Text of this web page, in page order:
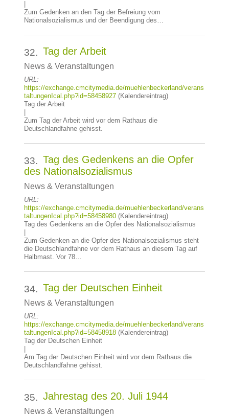
Zum Gedenken an den Tag der Befreiung vom
Nationalsozialismus und der Beendigung des…
32. Tag der Arbeit
News & Veranstaltungen
URL:
https://exchange.cmcitymedia.de/muehlenbeckerland/verans
taltungenIcal.php?id=58458927(Kalendereintrag)
Tag der Arbeit
Zum Tag der Arbeit wird vor dem Rathaus die
Deutschlandfahne gehisst.
33. Tag des Gedenkens an die Opfer
des Nationalsozialismus
News & Veranstaltungen
URL:
https://exchange.cmcitymedia.de/muehlenbeckerland/verans
taltungenIcal.php?id=58458980(Kalendereintrag)
Tag des Gedenkens an die Opfer des Nationalsozialismus
Zum Gedenken an die Opfer des Nationalsozialismus steht
die Deutschlandfahne vor dem Rathaus an diesem Tag auf
Halbmast. Vor 78…
34. Tag der Deutschen Einheit
News & Veranstaltungen
URL:
https://exchange.cmcitymedia.de/muehlenbeckerland/verans
taltungenIcal.php?id=58458918(Kalendereintrag)
Tag der Deutschen Einheit
Am Tag der Deutschen Einheit wird vor dem Rathaus die
Deutschlandfahne gehisst.
35. Jahrestag des 20. Juli 1944
News & Veranstaltungen